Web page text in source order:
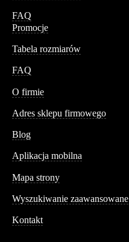
FAQ
Promocje
Tabela rozmiarów
FAQ
O firmie
Adres sklepu firmowego
Blog
Aplikacja mobilna
Mapa strony
Wyszukiwanie zaawansowane
Kontakt